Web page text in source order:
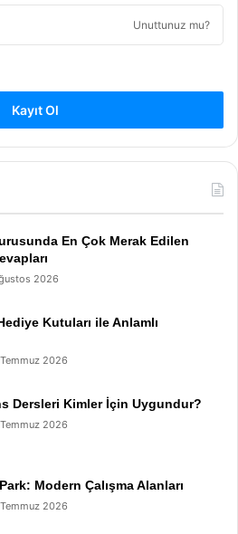
Unuttunuz mu?
Kayıt Ol
En Çok Merak Edilen
2026
Kutuları ile Anlamlı
2026
Dersleri Kimler İçin Uygundur?
2026
Modern Çalışma Alanları
2026